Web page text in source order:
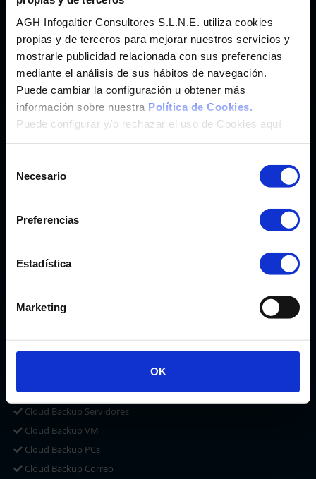
AGH Infogaltier Consultores S.L.N.E. utiliza cookies
propias y de terceros para mejorar nuestros servicios y
mostrarle publicidad relacionada con sus preferencias
mediante el análisis de sus hábitos de navegación.
Puede cambiar la configuración u obtener más
información sobre nuestra Política de Cookies.
Puede configurar y/o rechazar el uso de Cookies aquí
Necesario
Preferencias
Estadística
Marketing
OK
Hosting Wordpress y más de 200 App.SaaS
Panel de ControlcPanel®
Weebly®
Posicionamiento SEO conMarketgoo ®
CORREO
CLOUD PC Y OFFICE
Microsoft 365 Pymes/Enterprise
CLOUD BACKUPACRONIS CYBER PROTECT
Cloud Backup Servidores
Cloud Backup VM
Cloud Backup PCs
Cloud Backup Correo